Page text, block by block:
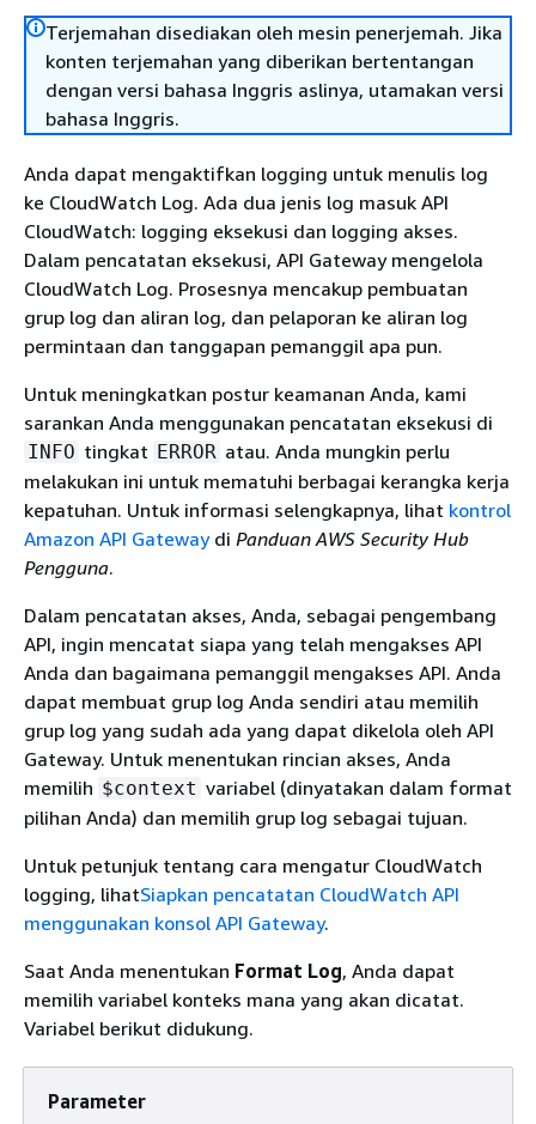
Terjemahan disediakan oleh mesin penerjemah. Jika
konten terjemahan yang diberikan bertentangan
dengan versi bahasa Inggris aslinya, utamakan versi
bahasa Inggris.
Anda dapat mengaktifkan logging untuk menulis log
ke CloudWatch Log. Ada dua jenis log masuk API
CloudWatch: logging eksekusi dan logging akses.
Dalam pencatatan eksekusi, API Gateway mengelola
CloudWatch Log. Prosesnya mencakup pembuatan
grup log dan aliran log, dan pelaporan ke aliran log
permintaan dan tanggapan pemanggil apa pun.
Untuk meningkatkan postur keamanan Anda, kami
sarankan Anda menggunakan pencatatan eksekusi di
INFO tingkat ERROR atau. Anda mungkin perlu
melakukan ini untuk mematuhi berbagai kerangka kerja
kepatuhan. Untuk informasi selengkapnya, lihat kontrol
Amazon API Gatewaydi Panduan AWS Security Hub
Pengguna.
Dalam pencatatan akses, Anda, sebagai pengembang
API, ingin mencatat siapa yang telah mengakses API
Anda dan bagaimana pemanggil mengakses API. Anda
dapat membuat grup log Anda sendiri atau memilih
grup log yang sudah ada yang dapat dikelola oleh API
Gateway. Untuk menentukan rincian akses, Anda
memilih $context variabel (dinyatakan dalam format
pilihan Anda) dan memilih grup log sebagai tujuan.
Untuk petunjuk tentang cara mengatur CloudWatch
logging, lihatSiapkan pencatatan CloudWatch API
menggunakan konsol API Gateway.
Saat Anda menentukan Format Log, Anda dapat
memilih variabel konteks mana yang akan dicatat.
Variabel berikut didukung.
Parameter